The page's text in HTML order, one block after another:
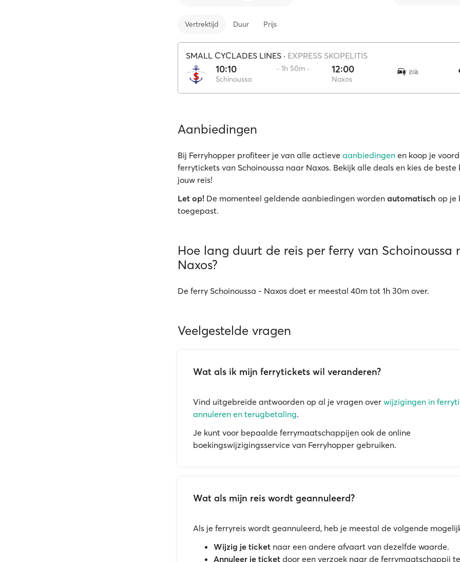
Vertrektijd Duur Prijs
SMALL CYCLADES LINES · EXPRESS SKOPELITIS
10:10
Schinoussa
·· 1h 50m ·· 12:00
Naxos
Aanbiedingen
Bij Ferryhopper profiteer je van alle actieve aanbiedingen en koop je
ferrytickets van Schoinoussa naar Naxos. Bekijk alle deals en kies de
jouw reis!
Let op! De momenteel geldende aanbiedingen worden automatisch op je
toegepast.
Hoe lang duurt de reis per ferry van Schoinoussa
Naxos?
De ferry Schoinoussa - Naxos doet er meestal 40m tot 1h 30m over.
Veelgestelde vragen
Wat als ik mijn ferrytickets wil veranderen?
Vind uitgebreide antwoorden op al je vragen over wijzigingen in
annuleren en terugbetaling.
Je kunt voor bepaalde ferrymaatschappijen ook de online
boekingswijzigingsservice van Ferryhopper gebruiken.
Wat als mijn reis wordt geannuleerd?
Als je ferryreis wordt geannuleerd, heb je meestal de volgende
Wijzig je ticket naar een andere afvaart van dezelfde waarde.
Annuleer je ticket door een verzoek naar de ferrymaatschappij